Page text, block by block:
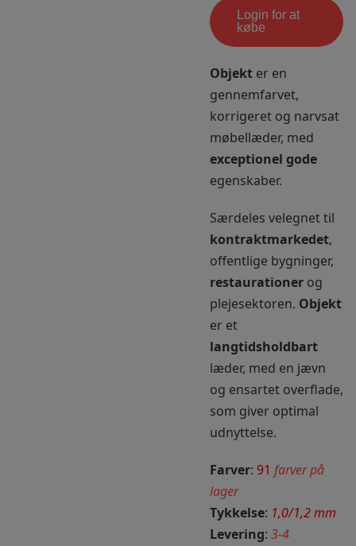
Login for at
købe
Objekt er en
gennemfarvet,
korrigeret og narvsat
møbellæder, med
exceptionel gode
egenskaber.
Særdeles velegnet til
kontraktmarkedet,
offentlige bygninger,
restaurationer og
plejesektoren. Objekt
er et
langtidsholdbart
læder, med en jævn
og ensartet overflade,
som giver optimal
udnyttelse.
Farver: 91 farver på
lager
Tykkelse: 1,0/1,2 mm
Levering: 3-4